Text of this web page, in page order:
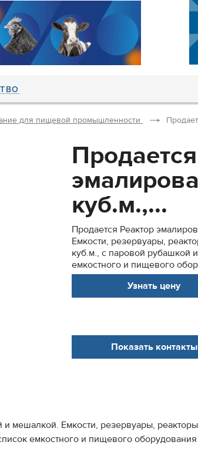
для пищевой промышленности
куб.м.,...
Продается Реактор
Емкости, резервуары,
куб.м., с паровой рубашкой
емкостного и пищевого
Узнать цену
Показать контакты
мешалкой. Емкости, резервуары,
емкостного и пищевого